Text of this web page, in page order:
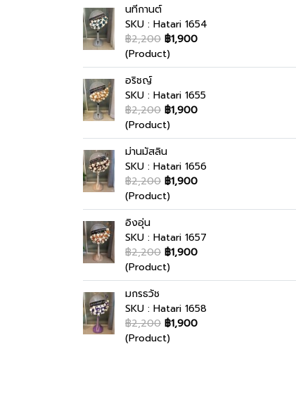
นทีกานต์
SKU : Hatari 1654
฿2,200 ฿1,900
(Product)
อริชญ์
SKU : Hatari 1655
฿2,200 ฿1,900
(Product)
ม่านมัสลิน
SKU : Hatari 1656
฿2,200 ฿1,900
(Product)
อิงอุ่น
SKU : Hatari 1657
฿2,200 ฿1,900
(Product)
มกรธวัช
SKU : Hatari 1658
฿2,200 ฿1,900
(Product)